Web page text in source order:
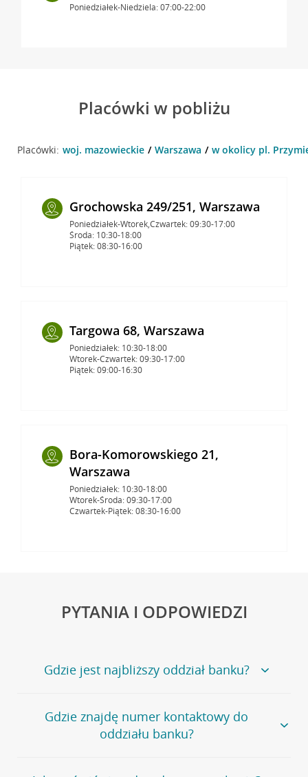
Poniedziałek-Niedziela: 07:00-22:00
Placówki w pobliżu
Placówki: woj. mazowieckie Warszawa w okolicy pl.
Grochowska 249/251, Warszawa
Poniedziałek-Wtorek,Czwartek: 09:30-17:00
Środa: 10:30-18:00
Piątek: 08:30-16:00
Targowa 68, Warszawa
Poniedziałek: 10:30-18:00
Wtorek-Czwartek: 09:30-17:00
Piątek: 09:00-16:30
Bora-Komorowskiego 21,
Warszawa
Poniedziałek: 10:30-18:00
Wtorek-Środa: 09:30-17:00
Czwartek-Piątek: 08:30-16:00
PYTANIA I ODPOWIEDZI
Gdzie jest najbliższy oddział banku?
Jeśli szukasz oddziału naszego banku, zapraszamy na
stronęPlacówki i bankomaty, na której znajduje się
wygodna wyszukiwarka.
oddziałów
Gdzie znajdę numer kontaktowy do
oddziału banku?
Bank Credit Agricole nie udostępnia ogólnego numeru